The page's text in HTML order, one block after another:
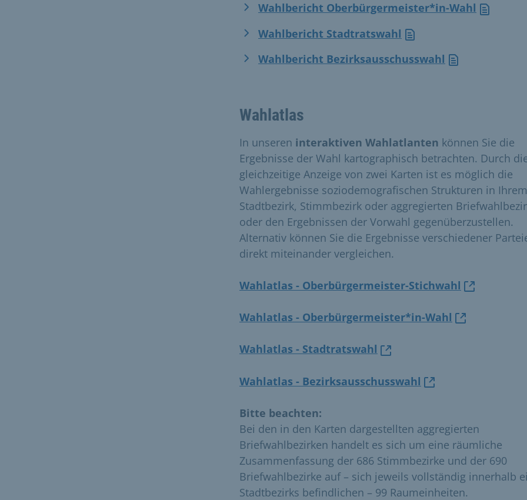
Wahlbericht Oberbürgermeister*in-Wahl
Wahlbericht Stadtratswahl
Wahlbericht Bezirksausschusswahl
Wahlatlas
In unseren interaktiven Wahlatlanten können Sie die
Ergebnisse der Wahl kartographisch betrachten. Durch
gleichzeitige Anzeige von zwei Karten ist es möglich die
Wahlergebnisse soziodemografischen Strukturen in Ihrem
Stadtbezirk, Stimmbezirk oder aggregierten
oder den Ergebnissen der Vorwahl gegenüberzustellen.
Alternativ können Sie die Ergebnisse verschiedener
direkt miteinander vergleichen.
Wahlatlas - Oberbürgermeister-Stichwahl
Wahlatlas - Oberbürgermeister*in-Wahl
Wahlatlas - Stadtratswahl
Wahlatlas - Bezirksausschusswahl
Bitte beachten:
Bei den in den Karten dargestellten aggregierten
Briefwahlbezirken handelt es sich um eine räumliche
Zusammenfassung der 686 Stimmbezirke und der 690
Briefwahlbezirke auf – sich jeweils vollständig innerhalb
Stadtbezirks befindlichen – 99 Raumeinheiten.